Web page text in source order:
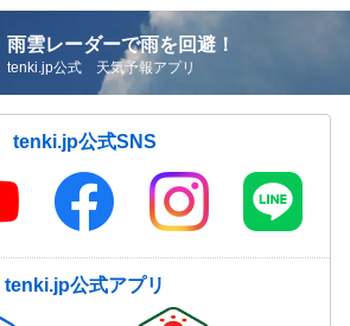
雨雲レーダーで雨を回避！
tenki.jp公式 天気予報アプリ
tenki.jp公式SNS
tenki.jp公式アプリ